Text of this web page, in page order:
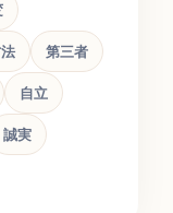
第三者
自立
誠実